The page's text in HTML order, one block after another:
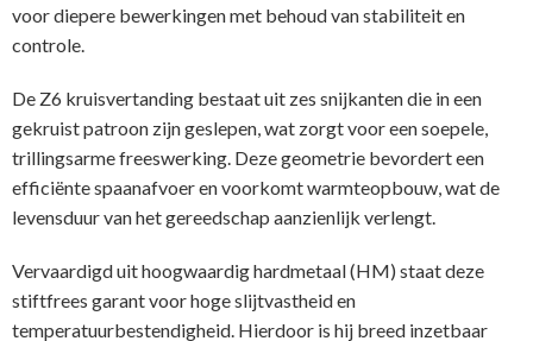
voor diepere bewerkingen met behoud van stabiliteit en
controle.
De Z6 kruisvertanding bestaat uit zes snijkanten die in een
gekruist patroon zijn geslepen, wat zorgt voor een soepele,
trillingsarme freeswerking. Deze geometrie bevordert een
efficiënte spaanafvoer en voorkomt warmteopbouw, wat de
levensduur van het gereedschap aanzienlijk verlengt.
Vervaardigd uit hoogwaardig hardmetaal (HM) staat deze
stiftfrees garant voor hoge slijtvastheid en
temperatuurbestendigheid. Hierdoor is hij breed inzetbaar